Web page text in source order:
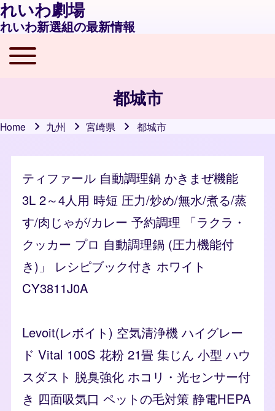
れいわ劇場
れいわ新選組の最新情報
Main navigation
Toggle main menu
都城市
Home 九州 宮崎県 都城市
ティファール 自動調理鍋 かきまぜ機能
3L 2～4人用 時短 圧力/炒め/無水/煮る/蒸
す/肉じゃが/カレー 予約調理 「ラクラ・
クッカー プロ 自動調理鍋 (圧力機能付
き)」 レシピブック付き ホワイト
CY3811J0A
Levoit(レボイト) 空気清浄機 ハイグレー
ド Vital 100S 花粉 21畳 集じん 小型 ハウ
スダスト 脱臭強化 ホコリ・光センサー付
き 四面吸気口 ペットの毛対策 静電HEPA